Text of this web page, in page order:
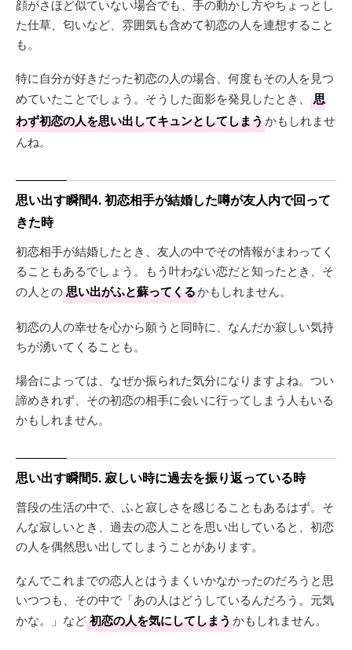
顔がさほど似ていない場合でも、手の動かし方やちょっとし
た仕草、匂いなど、雰囲気も含めて初恋の人を連想すること
も。
特に自分が好きだった初恋の人の場合、何度もその人を見つ
めていたことでしょう。そうした面影を発見したとき、
思
わず初恋の人を思い出してキュンとしてしまうかもしれませ
んね。
思い出す瞬間4. 初恋相手が結婚した噂が友人内で回って
きた時
初恋相手が結婚したとき、友人の中でその情報がまわってく
ることもあるでしょう。もう叶わない恋だと知ったとき、そ
の人との思い出がふと蘇ってくるかもしれません。
初恋の人の幸せを心から願うと同時に、なんだか寂しい気持
ちが湧いてくることも。
場合によっては、なぜか振られた気分になりますよね。つい
諦めきれず、その初恋の相手に会いに行ってしまう人もいる
かもしれません。
思い出す瞬間5. 寂しい時に過去を振り返っている時
普段の生活の中で、ふと寂しさを感じることもあるはず。そ
んな寂しいとき、過去の恋人ことを思い出していると、初恋
の人を偶然思い出してしまうことがあります。
なんでこれまでの恋人とはうまくいかなかったのだろうと思
いつつも、その中で「あの人はどうしているんだろう。元気
かな。」など初恋の人を気にしてしまうかもしれません。